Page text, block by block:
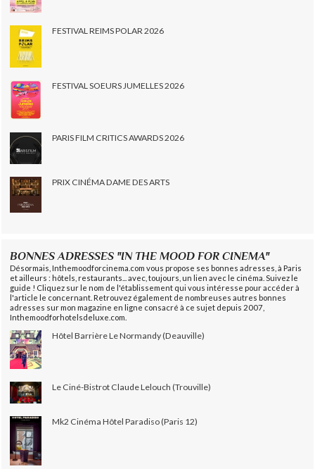
FESTIVAL REIMS POLAR 2026
FESTIVAL SOEURS JUMELLES 2026
PARIS FILM CRITICS AWARDS 2026
PRIX CINÉMA DAME DES ARTS
BONNES ADRESSES "IN THE MOOD FOR CINEMA"
Désormais, Inthemoodforcinema.com vous propose ses bonnes adresses, à Paris
et ailleurs : hôtels, restaurants... avec, toujours, un lien avec le cinéma. Suivez le
guide ! Cliquez sur le nom de l'établissement qui vous intéresse pour accéder à
l'article le concernant. Retrouvez également de nombreuses autres bonnes
adresses sur mon magazine en ligne consacré à ce sujet depuis 2007,
Inthemoodforhotelsdeluxe.com.
Hôtel Barrière Le Normandy (Deauville)
Le Ciné-Bistrot Claude Lelouch (Trouville)
Mk2 Cinéma Hôtel Paradiso (Paris 12)